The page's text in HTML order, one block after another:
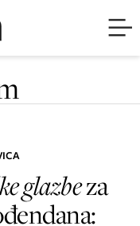
glazbeza